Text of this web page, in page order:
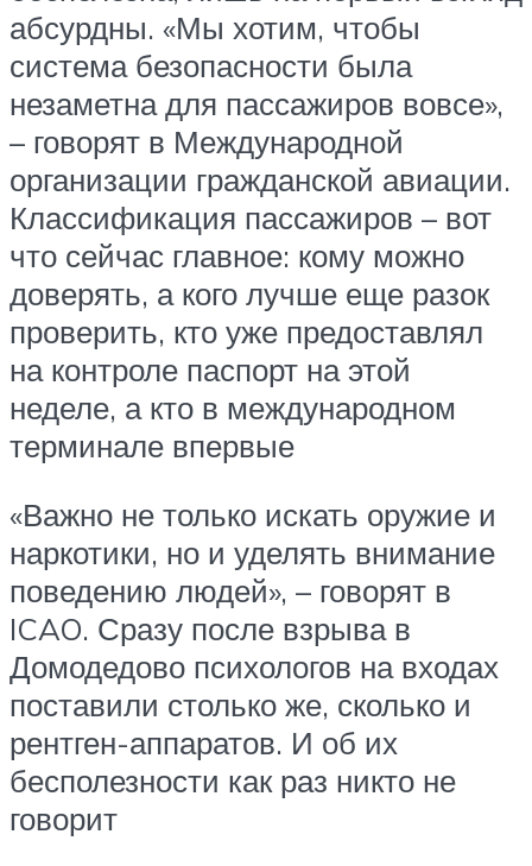
абсурдны. «Мы хотим, чтобы
система безопасности была
незаметна для пассажиров вовсе»,
– говорят в Международной
организации гражданской авиации.
Классификация пассажиров – вот
что сейчас главное: кому можно
доверять, а кого лучше еще разок
проверить, кто уже предоставлял
на контроле паспорт на этой
неделе, а кто в международном
терминале впервые
«Важно не только искать оружие и
наркотики, но и уделять внимание
поведению людей», – говорят в
ICAO. Сразу после взрыва в
Домодедово психологов на входах
поставили столько же, сколько и
рентген-аппаратов. И об их
бесполезности как раз никто не
говорит